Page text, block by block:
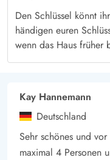
Der feine Sandstrand
– auch mit kleinen
Wetter einmal
es mit Kamin und
Wer Lust auf ein wenig
Zeit die lebhaften Orte
Den Schlüssel könnt
händigen euren
wenn das Haus früher
Kay Hannemann
Deutschland
Sehr schönes und
maximal 4 Personen